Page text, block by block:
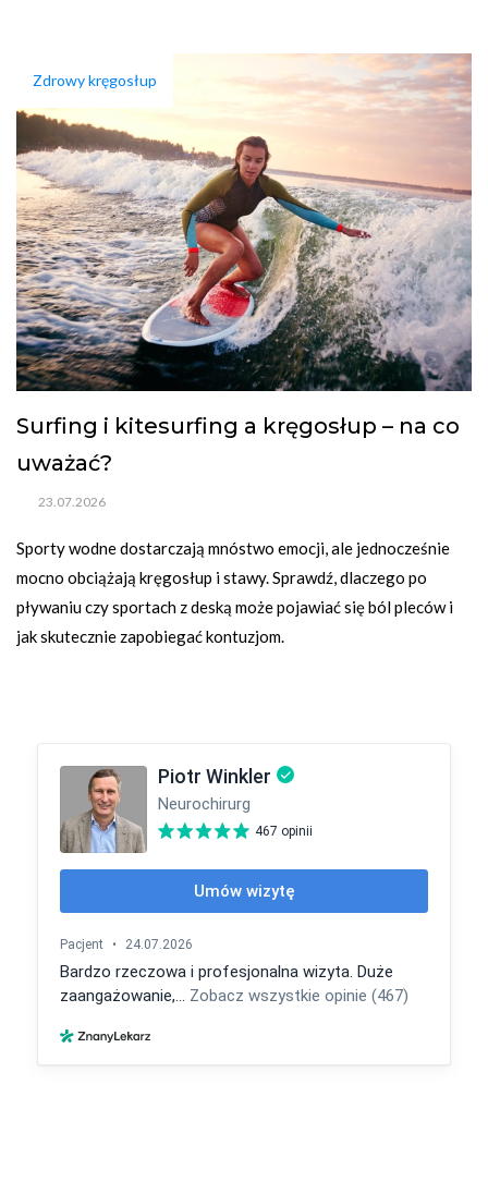
Zdrowy kręgosłup
Surfing i kitesurfing a kręgosłup – na co
uważać?
23.07.2026
Sporty wodne dostarczają mnóstwo emocji, ale jednocześnie
mocno obciążają kręgosłup i stawy. Sprawdź, dlaczego po
pływaniu czy sportach z deską może pojawiać się ból pleców i
jak skutecznie zapobiegać kontuzjom.